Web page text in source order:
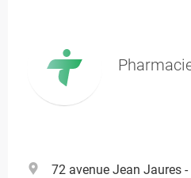
72 avenue Jean Jaures